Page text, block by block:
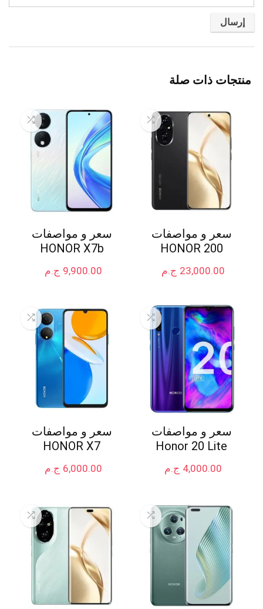
منتجات ذات صلة
سعر و مواصفات
HONOR 200
ج.م 23,000.00
سعر و مواصفات
HONOR X7b
ج.م 9,900.00
سعر و مواصفات
Honor 20 Lite
ج.م 4,000.00
سعر و مواصفات
HONOR X7
ج.م 6,000.00